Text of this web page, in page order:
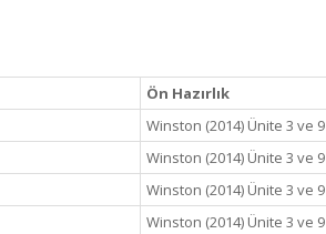
Ön Hazırlık
Winston (2014) Ünite 3 ve 9
Winston (2014) Ünite 3 ve 9
Winston (2014) Ünite 3 ve 9
Winston (2014) Ünite 3 ve 9